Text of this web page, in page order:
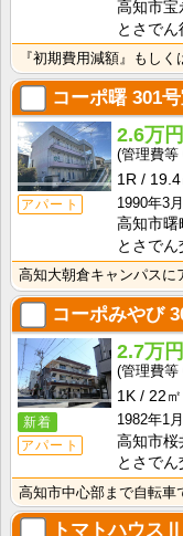
高知市宝
とさで
コーポ曙 301
アパート
2.6万円
1R
19.4
1990年3月
高知市曙
とさで
コーポみやび
新着
アパート
2.7万円
1K
22㎡
1982年1月
高知市桜
とさで
トマトハウスⅡ